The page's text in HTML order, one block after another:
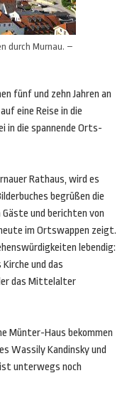
durch Murnau. –
fünf und zehn Jahren an
eine Reise in die
in die spannende Orts-
Rathaus, wird es
begrüßen die
Gäste und berichten von
im Ortswappen zeigt.
lebendig:
und das
das Mittelalter
Münter-Haus bekommen
Wassily Kandinsky und
unterwegs noch